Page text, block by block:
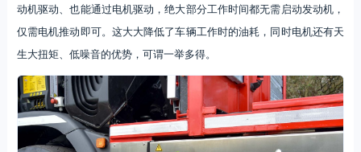
动机驱动、也能通过电机驱动，绝大部分工作时间都无需启动发动机，
仅需电机推动即可。这大大降低了车辆工作时的油耗，同时电机还有天
生大扭矩、低噪音的优势，可谓一举多得。